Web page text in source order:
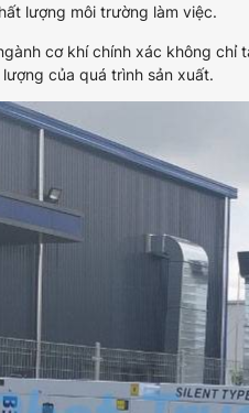
lượng môi trường làm việc.
cơ khí chính xác không chỉ
của quá trình sản xuất.